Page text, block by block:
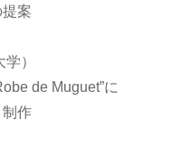
案
）
de Muguet”に
作